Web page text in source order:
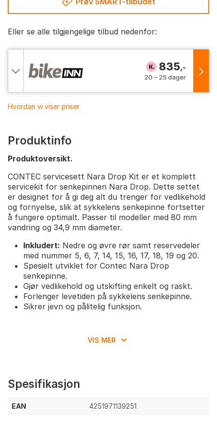
Eller se alle tilgjengelige tilbud nedenfor:
835,-
20 – 25 dager
Hvordan vi viser priser
Produktinfo
Produktoversikt.
CONTEC servicesett Nara Drop Kit er et komplett
servicekit for senkepinnen Nara Drop. Dette settet
er designet for å gi deg alt du trenger for vedlikehold
og fornyelse, slik at sykkelens senkepinne fortsetter
å fungere optimalt. Passer til modeller med 80 mm
vandring og 34,9 mm diameter.
Inkludert: Nedre og øvre rør samt reservedeler
med nummer 5, 6, 7, 14, 15, 16, 17, 18, 19 og 20.
Spesielt utviklet for Contec Nara Drop
senkepinne.
Gjør vedlikehold og utskifting enkelt og raskt.
Forlenger levetiden på sykkelens senkepinne.
Sikrer jevn og pålitelig funksjon.
VIS MER
Spesifikasjon
EAN 4251971139251